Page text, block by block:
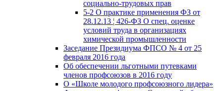
социально-трудовых прав
5-2 О практике применения ФЗ от
28.12.13 ¦ 426-ФЗ О спец. оценке
условий труда в организациях
химической промышленности
Заседание Президиума ФПСО № 4 от 25
февраля 2016 года
Об обеспечении льготными путевками
членов профсоюзов в 2016 году
О «Школе молодого профсоюзного лидера»